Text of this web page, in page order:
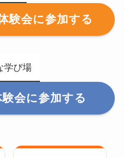
験会に参加する
学び場
会に参加する